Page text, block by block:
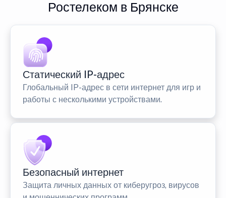
Ростелеком в Брянске
Статический IP-адрес
Глобальный IP-адрес в сети интернет для игр и
работы с несколькими устройствами.
Безопасный интернет
Защита личных данных от киберугроз, вирусов